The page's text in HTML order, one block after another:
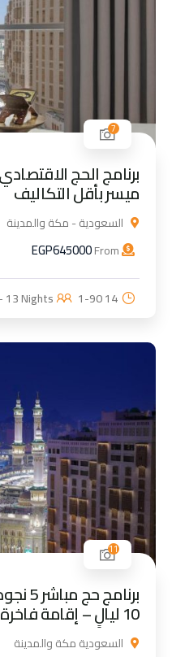
7
ميسر بأقل التكاليف
السعودية - مكة والمدينة
EGP645000
14 Days - 13 Nights
1-90
11
10 ليالٍ – إقامة فاخرة 1447 هـ
السعودية مكة والمدينة